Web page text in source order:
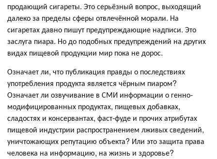
продающий сигареты. Это серьёзный вопрос, выходящий
далеко за пределы сферы отвлечённой морали. На
сигаретах давно пишут предупреждающие надписи. Это
заслуга пиара. Но до подобных предупреждений на других
видах пищевой продукции мир пока не дорос.
Означает ли, что публикация правды о последствиях
употребления продукта является чёрным пиаром?
Означает ли озвучивание в СМИ информации о генно-
модифицированных продуктах, пищевых добавках,
сладостях и консервантах, фаст-фуде и прочих атрибутах
пищевой индустрии распространением лживых сведений,
уничтожающих репутацию объекта? Или это защита права
человека на информацию, на жизнь и здоровье?